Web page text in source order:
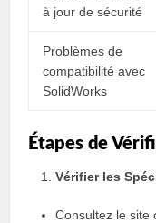
à jour de sécurité
Problèmes de
compatibilité avec
SolidWorks
Étapes de
Vérifier les
Consultez le site